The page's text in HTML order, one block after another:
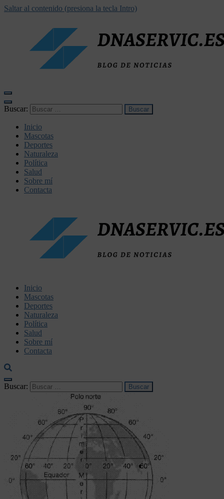
Saltar al contenido (presiona la tecla Intro)
Buscar:
Inicio
Mascotas
Deportes
Naturaleza
Política
Salud
Sobre mí
Contacta
dnaservic.es
Inicio
Mascotas
Deportes
Naturaleza
Política
Salud
Sobre mí
Contacta
Buscar: